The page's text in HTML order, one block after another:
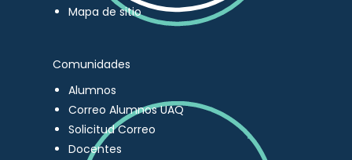
Mapa de sitio
Comunidades
Alumnos
Correo Alumnos UAQ
Solicitud Correo
Docentes